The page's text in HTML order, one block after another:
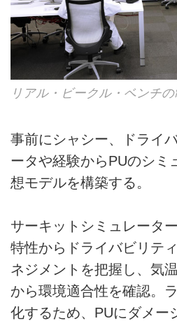
リアル・ビークル・ベンチ
事前にシャシー、ドライ
ータや経験からPUのシミ
想モデルを構築する。
サーキットシミュレータ
特性からドライバビリテ
ネジメントを把握し、気
から環境適合性を確認。
化するため、PUにダメー